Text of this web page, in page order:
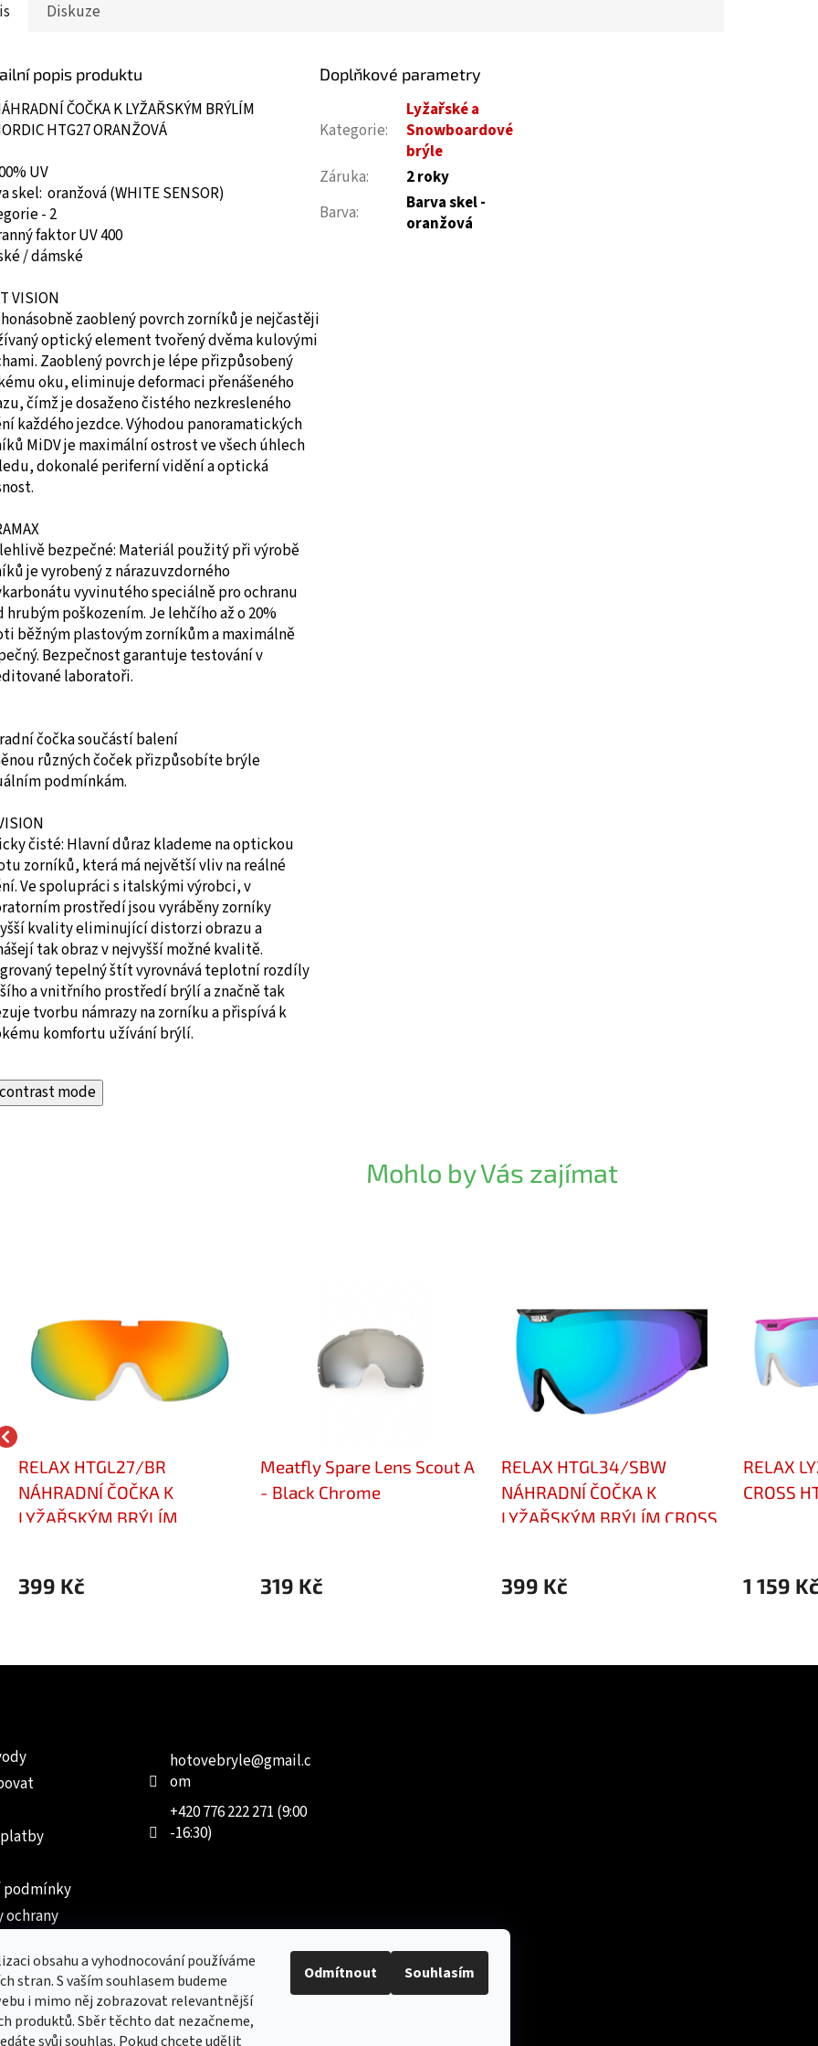
obsahu a vyhodnocování používáme
stran. S vaším souhlasem budeme
i mimo něj zobrazovat relevantnější
produktů. Sběr těchto dat nezačneme,
svůj souhlas. Pokud chcete udělit
Odmítnout Souhlasím
Diskuze
popis produktu
ČOČKA K LYŽAŘSKÝM BRÝLÍM
HTG27 ORANŽOVÁ
UV
skel: oranžová (WHITE SENSOR)
- 2
faktor UV 400
/ dámské
VISION
zaoblený povrch zorníků je nejčastěji
optický element tvořený dvěma kulovými
Zaoblený povrch je lépe přizpůsobený
oku, eliminuje deformaci přenášeného
čímž je dosaženo čistého nezkresleného
každého jezdce. Výhodou panoramatických
MiDV je maximální ostrost ve všech úhlech
dokonalé periferní vidění a optická
bezpečné: Materiál použitý při výrobě
je vyrobený z nárazuvzdorného
vyvinutého speciálně pro ochranu
hrubým poškozením. Je lehčího až o 20%
běžným plastovým zorníkům a maximálně
Bezpečnost garantuje testování v
laboratoři.
čočka součástí balení
různých čoček přizpůsobíte brýle
podmínkám.
čisté: Hlavní důraz klademe na optickou
zorníků, která má největší vliv na reálné
Ve spolupráci s italskými výrobci, v
prostředí jsou vyráběny zorníky
kvality eliminující distorzi obrazu a
tak obraz v nejvyšší možné kvalitě.
tepelný štít vyrovnává teplotní rozdíly
a vnitřního prostředí brýlí a značně tak
tvorbu námrazy na zorníku a přispívá k
komfortu užívání brýlí.
Doplňkové parametry
Kategorie:
Lyžařské a
Snowboardové
brýle
Záruka:
2 roky
Barva:
Barva skel -
oranžová
mode
Mohlo by Vás zajímat
RELAX HTGL27/BR
NÁHRADNÍ ČOČKA K
LYŽAŘSKÝM BRÝLÍM
399 Kč
Meatfly Spare Lens Scout A
- Black Chrome
319 Kč
RELAX HTGL34/SBW
NÁHRADNÍ ČOČKA K
LYŽAŘSKÝM BRÝLÍM CROSS
399 Kč
RELAX
CROSS
1 159
podmínky
ochrany
hotovebryle@gmail.c
om
+420 776 222 271 (9:00
-16:30)